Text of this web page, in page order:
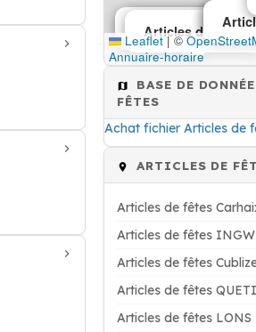
Articles de fêtes
Articles de fêtes
Leaflet |©
Annuaire-horaire
BASE DE
FÊTES
Achat fichier Articles de
ARTICLES DE
Articles de fêtes
Articles de fêtes
Articles de fêtes
Articles de fêtes
Articles de fêtes LONS